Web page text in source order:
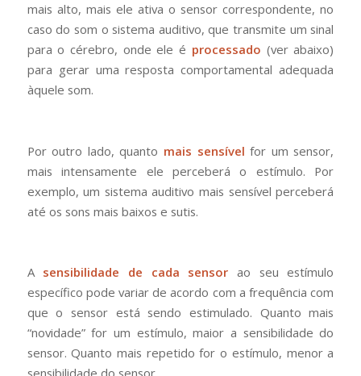
mais alto, mais ele ativa o sensor correspondente, no
caso do som o sistema auditivo, que transmite um sinal
para o cérebro, onde ele é processado (ver abaixo)
para gerar uma resposta comportamental adequada
àquele som.
Por outro lado, quanto mais sensível for um sensor,
mais intensamente ele perceberá o estímulo. Por
exemplo, um sistema auditivo mais sensível perceberá
até os sons mais baixos e sutis.
A sensibilidade de cada sensor ao seu estímulo
específico pode variar de acordo com a frequência com
que o sensor está sendo estimulado. Quanto mais
“novidade” for um estímulo, maior a sensibilidade do
sensor. Quanto mais repetido for o estímulo, menor a